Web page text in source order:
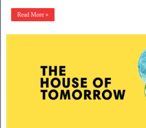
HQ
Three
อังกฤษ
DTS
พากย์
ไทย
Master]
Read More »